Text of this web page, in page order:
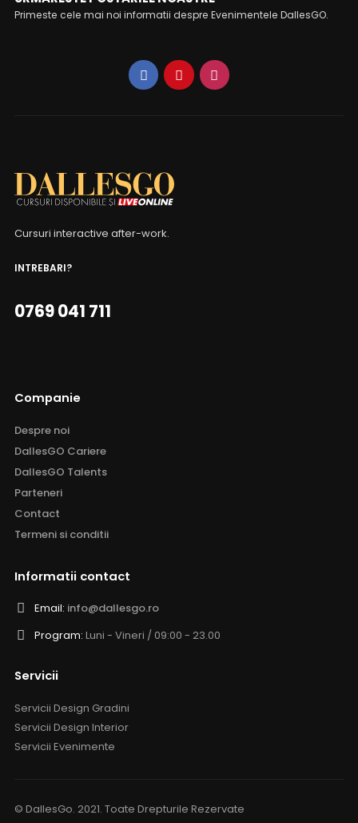
Primeste cele mai noi informatii despre Evenimentele DallesGO.
Cursuri interactive after-work.
INTREBARI?
0769 041 711
Companie
Despre noi
DallesGO Cariere
DallesGO Talents
Parteneri
Contact
Termeni si conditii
Informatii contact
Email: info@dallesgo.ro
Program: Luni - Vineri / 09:00 - 23.00
Servicii
Servicii Design Gradini
Servicii Design Interior
Servicii Evenimente
© DallesGo. 2021. Toate Drepturile Rezervate